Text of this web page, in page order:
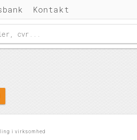
Kontakt
i virksomhed